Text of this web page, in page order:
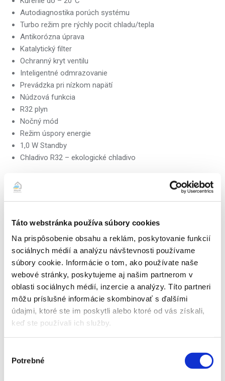
Táto webstránka používa súbory cookies
Na prispôsobenie obsahu a reklám, poskytovanie funkcií
sociálnych médií a analýzu návštevnosti používame
súbory cookie. Informácie o tom, ako používate naše
webové stránky, poskytujeme aj našim partnerom v
oblasti sociálnych médií, inzercie a analýzy. Títo partneri
môžu príslušné informácie skombinovať s ďalšími
údajmi, ktoré ste im poskytli alebo ktoré od vás získali,
keď ste používali ich služby.
súhlasu
Potrebné
Autodiagnostika porúch systému
Turbo režim pre rýchly pocit chladu/tepla
Antikorózna úprava
Katalytický filter
Ochranný kryt ventilu
Inteligentné odmrazovanie
Prevádzka pri nízkom napätí
Núdzová funkcia
R32 plyn
Nočný mód
Režim úspory energie
1,0 W Standby
Chladivo R32 – ekologické chladivo
Montáž obsahuje:
zariadenia a materiálu vrátane elektrického dopojenia na
(vrátane vákuovania, tlakovej skúšky, spustenia zariadenia do
prevádzky, skúšky funkčnosti, zaučenia základnej obsluhy,
manuál v papierovej/elektronickej podobe a vystavenie
montážneho/záručného listu). Samozrejmosťou sú drobné
vysprávky muriva dosádrovaním, zapenenie otvorov
montážnou penou, vysávanie profi vysávačom počas vŕtania
otvorov pre minimalizovanie prašnosti, odstránenie
prípadných menších nečistôt.
– kompletné príslušenstvo a montážny materiál (klasická